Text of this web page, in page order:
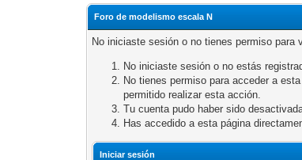
Foro de modelismo escala N
No iniciaste sesión o no tienes permiso para
No iniciaste sesión o no estás
No tienes permiso para acceder a
permitido realizar esta acción.
Tu cuenta pudo haber sido
Has accedido a esta página
Iniciar sesión